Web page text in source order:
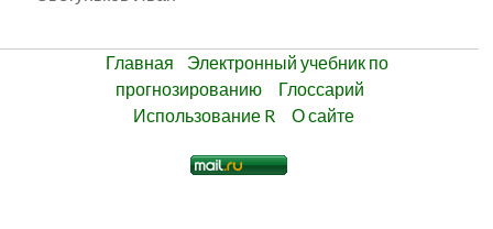
Главная
Электронный учебник по
прогнозированию
Глоссарий
Использование R
О сайте